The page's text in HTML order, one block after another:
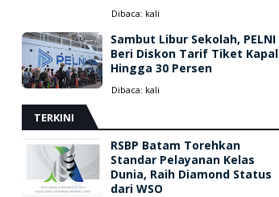
Dibaca: kali
Sambut Libur Sekolah, PELNI
Beri Diskon Tarif Tiket Kapal
Hingga 30 Persen
Dibaca: kali
TERKINI
RSBP Batam Torehkan
Standar Pelayanan Kelas
Dunia, Raih Diamond Status
dari WSO